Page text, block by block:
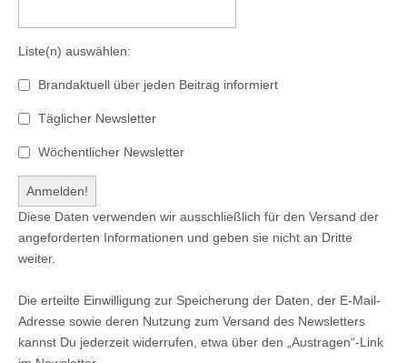
Liste(n) auswählen:
Brandaktuell über jeden Beitrag informiert
Täglicher Newsletter
Wöchentlicher Newsletter
Diese Daten verwenden wir ausschließlich für den Versand der
angeforderten Informationen und geben sie nicht an Dritte
weiter.
Die erteilte Einwilligung zur Speicherung der Daten, der E-Mail-
Adresse sowie deren Nutzung zum Versand des Newsletters
kannst Du jederzeit widerrufen, etwa über den „Austragen“-Link